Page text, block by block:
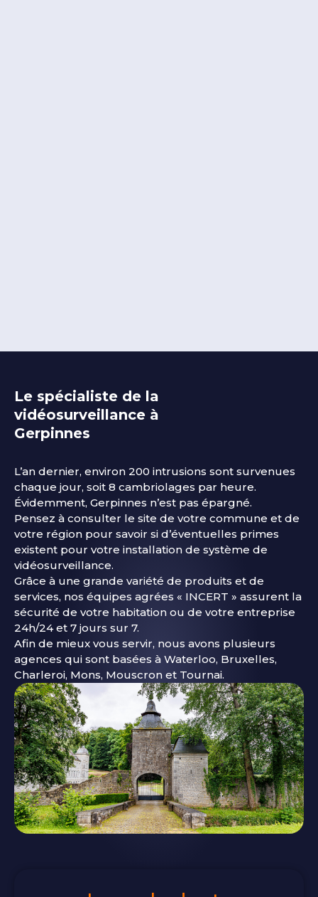
Le spécialiste de la
vidéosurveillance à
Gerpinnes
L’an dernier, environ 200 intrusions sont survenues
chaque jour, soit 8 cambriolages par heure.
Évidemment, Gerpinnes n’est pas épargné.
Pensez à consulter le site de votre commune et de
votre région pour savoir si d’éventuelles primes
existent pour votre installation de système de
vidéosurveillance.
Grâce à une grande variété de produits et de
services, nos équipes agrées « INCERT » assurent la
sécurité de votre habitation ou de votre entreprise
24h/24 et 7 jours sur 7.
Afin de mieux vous servir, nous avons plusieurs
agences qui sont basées à Waterloo, Bruxelles,
Charleroi, Mons, Mouscron et Tournai.